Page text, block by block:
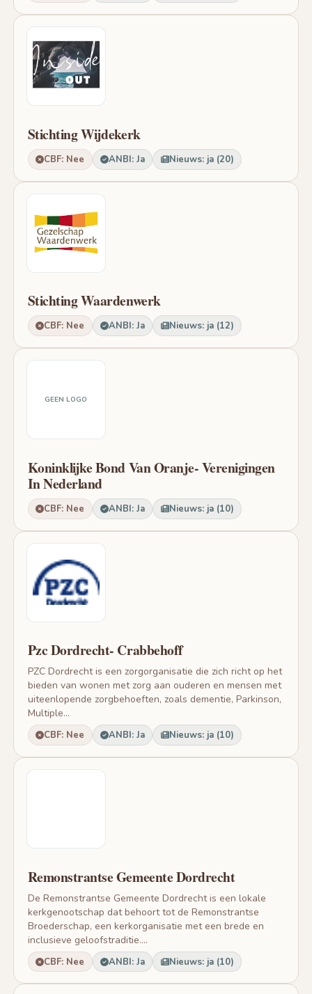
Stichting Wijdekerk
CBF: Nee ANBI: Ja Nieuws: ja (20)
Stichting Waardenwerk
CBF: Nee ANBI: Ja Nieuws: ja (12)
GEEN LOGO
Koninklijke Bond Van Oranje- Verenigingen
In Nederland
CBF: Nee ANBI: Ja Nieuws: ja (10)
Pzc Dordrecht- Crabbehoff
PZC Dordrecht is een zorgorganisatie die zich richt op het
bieden van wonen met zorg aan ouderen en mensen met
uiteenlopende zorgbehoeften, zoals dementie, Parkinson,
Multiple...
CBF: Nee ANBI: Ja Nieuws: ja (10)
Remonstrantse Gemeente Dordrecht
De Remonstrantse Gemeente Dordrecht is een lokale
kerkgenootschap dat behoort tot de Remonstrantse
Broederschap, een kerkorganisatie met een brede en
inclusieve geloofstraditie....
CBF: Nee ANBI: Ja Nieuws: ja (10)